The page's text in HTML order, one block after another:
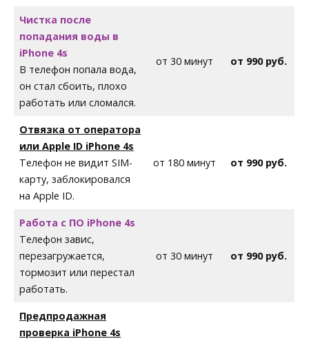
Чистка после
попадания воды в
iPhone 4s
В телефон попала вода,
он стал сбоить, плохо
работать или сломался.
от 30 минут от 990 руб.
Отвязка от оператора
или Apple ID iPhone 4s
Телефон не видит SIM-
карту, заблокировался
на Apple ID.
от 180 минут от 990 руб.
Работа с ПО iPhone 4s
Телефон завис,
перезагружается,
тормозит или перестал
работать.
от 30 минут от 990 руб.
Предпродажная
проверка iPhone 4s